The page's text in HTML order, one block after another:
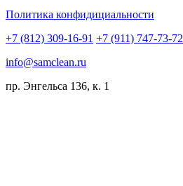
Политика конфидициальности
+7 (812) 309-16-91 +7 (911) 747-73-72
info@samclean.ru
пр. Энгельса 136, к. 1